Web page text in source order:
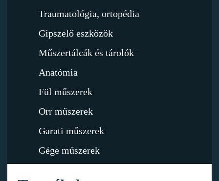
Traumatológia, ortopédia
Gipszelő eszközök
Műszertálcák és tárolók
Anatómia
Fül műszerek
Orr műszerek
Garati műszerek
Gége műszerek